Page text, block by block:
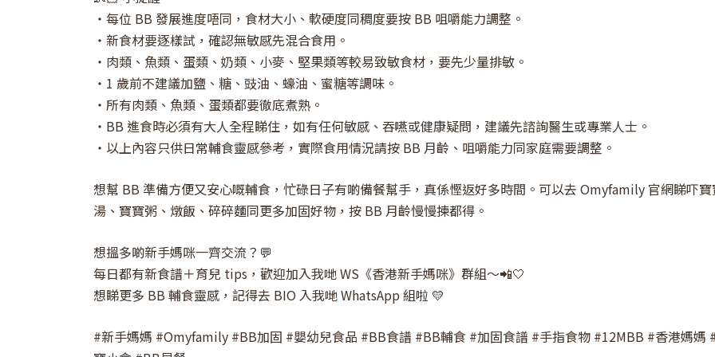
・每位 BB 發展進度唔同，食材大小、軟硬度同稠度要按 BB 咀嚼能力調整。
・新食材要逐樣試，確認無敏感先混合食用。
・肉類、魚類、蛋類、奶類、小麥、堅果類等較易致敏食材，要先少量排敏。
・1 歲前不建議加鹽、糖、豉油、蠔油、蜜糖等調味。
・所有肉類、魚類、蛋類都要徹底煮熟。
・BB 進食時必須有大人全程睇住，如有任何敏感、吞嚥或健康疑問，建議先諮詢醫生或專業人士。
・以上內容只供日常輔食靈感參考，實際食用情況請按 BB 月齡、咀嚼能力同家庭需要調整。
想幫 BB 準備方便又安心嘅輔食，忙碌日子有啲備餐幫手，真係慳返好多時間。可以去 Omyfamily 官網睇吓寶
湯、寶寶粥、燉飯、碎碎麵同更多加固好物，按 BB 月齡慢慢揀都得。
想搵多啲新手媽咪一齊交流？💬
每日都有新食譜＋育兒 tips，歡迎加入我哋 WS《香港新手媽咪》群組～📲🤍
想睇更多 BB 輔食靈感，記得去 BIO 入我哋 WhatsApp 組啦 💛
#新手媽媽 #Omyfamily #BB加固 #嬰幼兒食品 #BB食譜 #BB輔食 #加固食譜 #手指食物 #12MBB #香港媽媽